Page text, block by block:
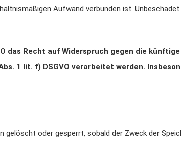
Aufwand verbunden ist.
das Recht auf Widerspruch gegen die
1 lit. f) DSGVO verarbeitet werden.
oder gesperrt, sobald der Zweck der